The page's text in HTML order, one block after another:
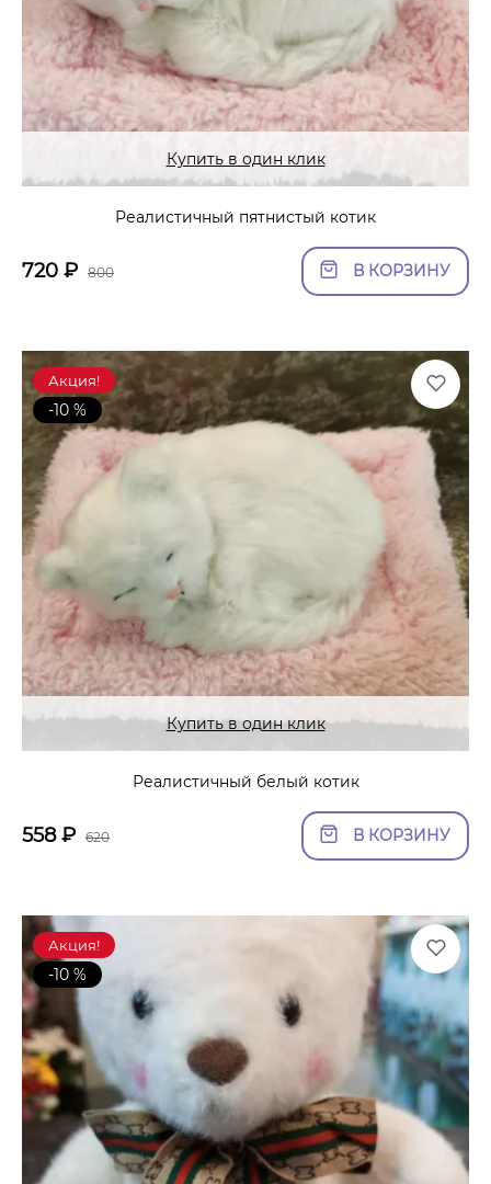
Купить в один клик
Реалистичный пятнистый котик
720 ₽ 800 В КОРЗИНУ
Акция!
-10 %
Купить в один клик
Реалистичный белый котик
558₽ 620 В КОРЗИНУ
Акция!
-10 %